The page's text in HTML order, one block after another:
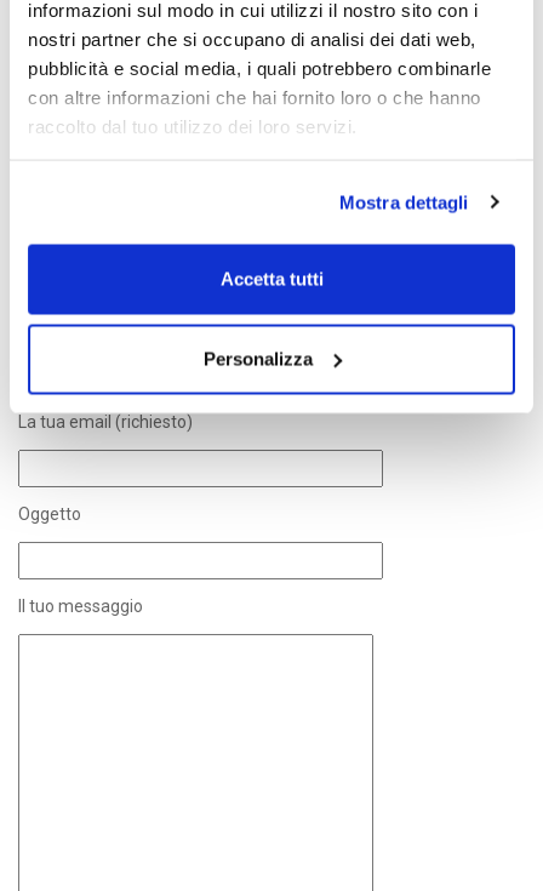
informazioni sul modo in cui utilizzi il nostro sito con i
nostri partner che si occupano di analisi dei dati web,
pubblicità e social media, i quali potrebbero combinarle
con altre informazioni che hai fornito loro o che hanno
raccolto dal tuo utilizzo dei loro servizi.
Mostra dettagli
Accetta tutti
Personalizza
CONDIVIDI: GOOGLE+
Il tuo nome (richiesto)
La tua email (richiesto)
Oggetto
Il tuo messaggio